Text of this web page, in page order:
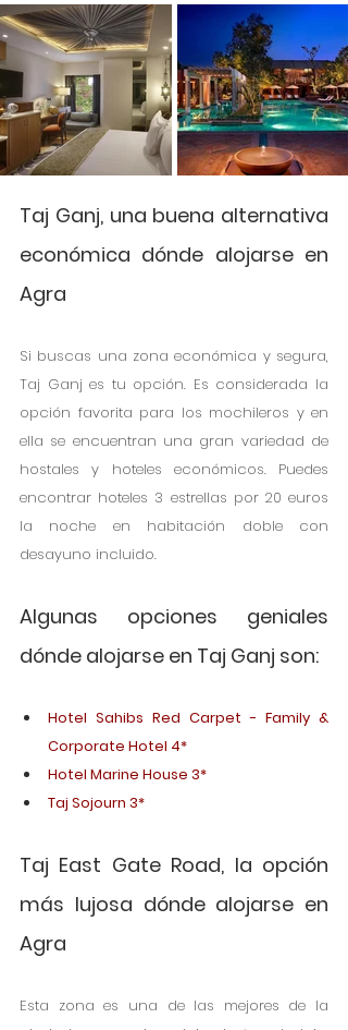
Taj Ganj, una buena alternativa
económica dónde alojarse en
Agra
Si buscas una zona económica y segura,
Taj Ganj es tu opción. Es considerada la
opción favorita para los mochileros y en
ella se encuentran una gran variedad de
hostales y hoteles económicos. Puedes
encontrar hoteles 3 estrellas por 20 euros
la noche en habitación doble con
desayuno incluido.
Algunas opciones geniales
dónde alojarse en Taj Ganj son:
Hotel Sahibs Red Carpet - Family &
Corporate Hotel 4*
Hotel Marine House 3*
Taj Sojourn 3*
Taj East Gate Road, la opción
más lujosa dónde alojarse en
Agra
Esta zona es una de las mejores de la